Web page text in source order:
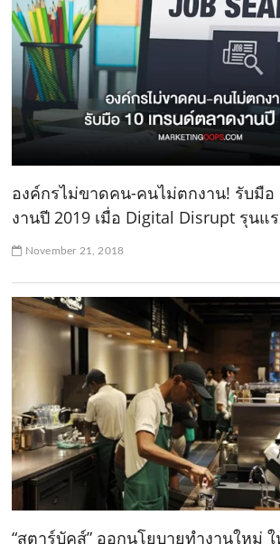
องค์กรไม่ขาดคน-คนไม่ตกงาน! รับมือ
งานปี 2019 เมื่อ Digital Disrupt รุนแ
November 21, 2018
“สตาร์บัคส์” ออกนโยบายทำงานใหม่